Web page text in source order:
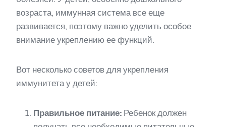
возраста, иммунная система все еще
развивается, поэтому важно уделить особое
внимание укреплению ее функций.
Вот несколько советов для укрепления
иммунитета у детей:
Правильное питание: Ребенок должен